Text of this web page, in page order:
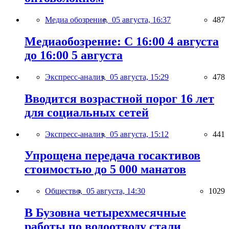
Медиа обозрение, 05 августа, 16:37 487
Медиаобозрение: С 16:00 4 августа
до 16:00 5 августа
Экспресс-анализ, 05 августа, 15:29 478
Вводится возрастной порог 16 лет
для социальных сетей
Экспресс-анализ, 05 августа, 15:12 441
Упрощена передача госактивов
стоимостью до 5 000 манатов
Общество, 05 августа, 14:30 1029
В Бузовна четырехмесячные